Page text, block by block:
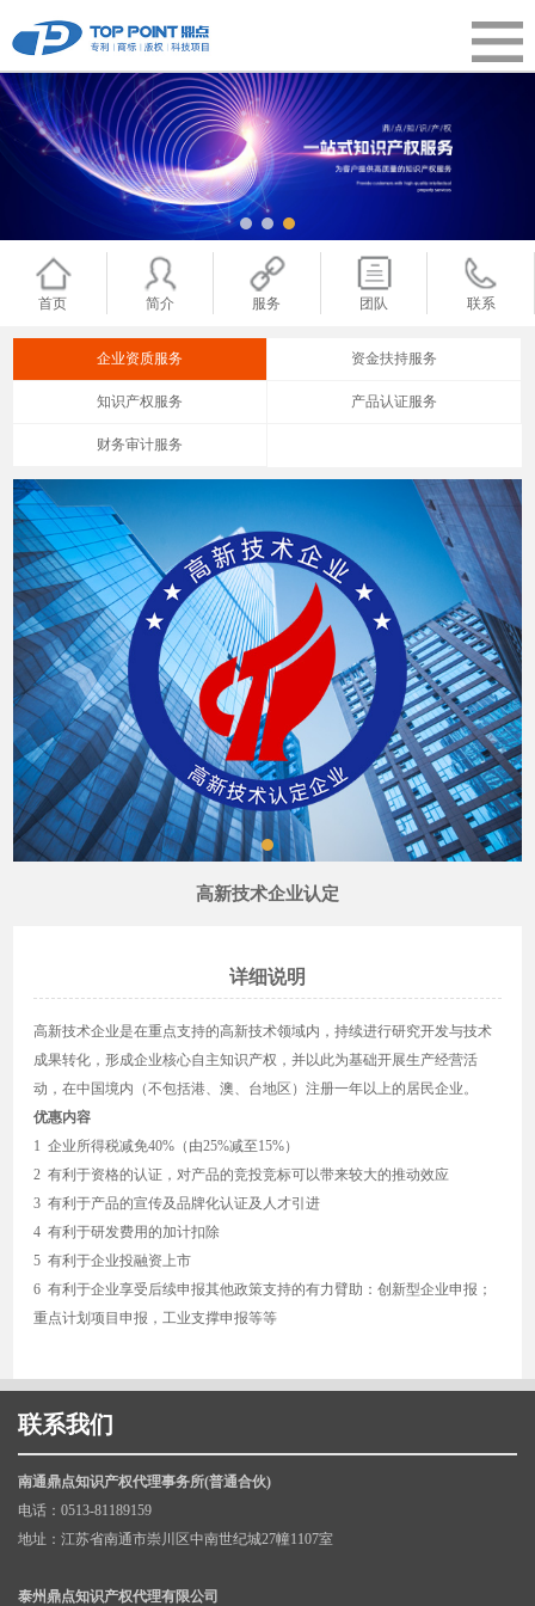
首页 简介 服务 团队 联系
企业资质服务 资金扶持服务
知识产权服务 产品认证服务
财务审计服务
高新技术企业认定
详细说明
高新技术企业是在重点支持的高新技术领域内，持续进行研究开发与技术
成果转化，形成企业核心自主知识产权，并以此为基础开展生产经营活
动，在中国境内（不包括港、澳、台地区）注册一年以上的居民企业。
优惠内容
1 企业所得税减免40%（由25%减至15%）
2 有利于资格的认证，对产品的竞投竞标可以带来较大的推动效应
3 有利于产品的宣传及品牌化认证及人才引进
4 有利于研发费用的加计扣除
5 有利于企业投融资上市
6 有利于企业享受后续申报其他政策支持的有力臂助：创新型企业申报；
重点计划项目申报，工业支撑申报等等
联系我们
南通鼎点知识产权代理事务所(普通合伙)
电话：0513-81189159
地址：江苏省南通市崇川区中南世纪城27幢1107室
泰州鼎点知识产权代理有限公司